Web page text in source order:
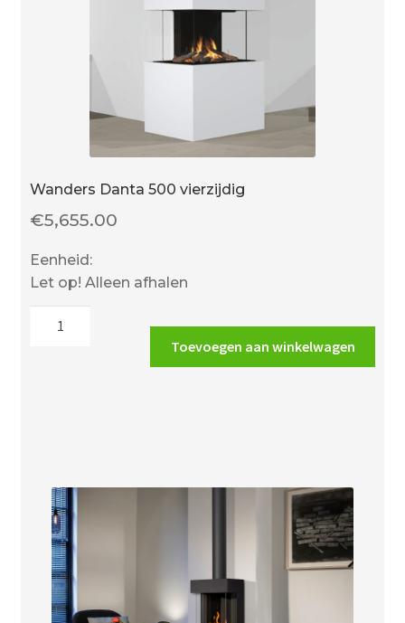
Wanders Danta 500 vierzijdig
€5,655.00
Eenheid:
Let op! Alleen afhalen
Toevoegen aan winkelwagen